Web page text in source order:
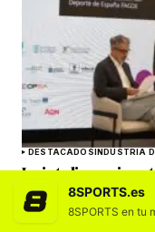
DESTACADOSINDUSTRIA
La inteligencia
del IX Congreso
en Tenerife
8SPORTS.es
8SPORTS en tu